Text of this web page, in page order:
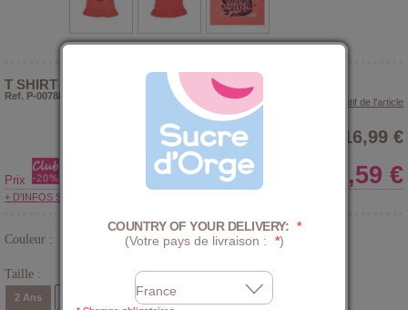
T SHIRT ÉTÉ FILLE EMILIE
Ref. P-007882
> Voir le descriptif de l'article
16,99 €
Prix 13,59 €
+ D'INFOS SUR LE CLUB
Couleur :
Taille :
2 Ans 4 Ans 5 Ans 8 Ans
COUNTRY OF YOUR DELIVERY: *
(Votre pays de livraison :
*)